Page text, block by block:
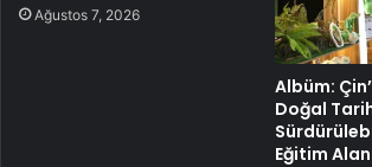
Ağustos 7, 2026
Albüm:
Doğal
Eğitim